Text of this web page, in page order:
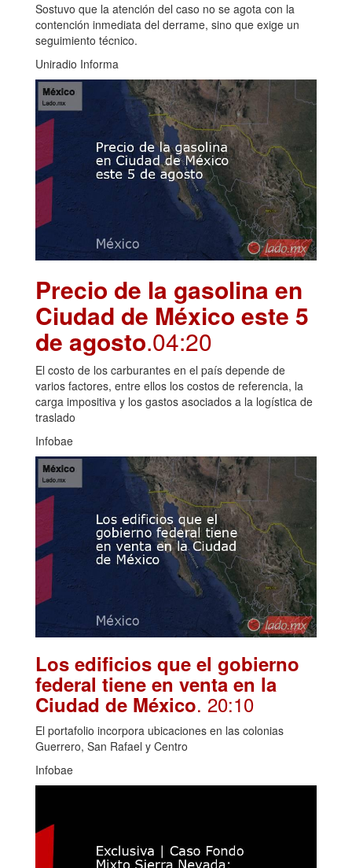
Sostuvo que la atención del caso no se agota con la
contención inmediata del derrame, sino que exige un
seguimiento técnico.
Uniradio Informa
Precio de la gasolina en
Ciudad de México este 5
de agosto.04:20
El costo de los carburantes en el país depende de
varios factores, entre ellos los costos de referencia, la
carga impositiva y los gastos asociados a la logística de
traslado
Infobae
Los edificios que el gobierno
federal tiene en venta en la
Ciudad de México. 20:10
El portafolio incorpora ubicaciones en las colonias
Guerrero, San Rafael y Centro
Infobae